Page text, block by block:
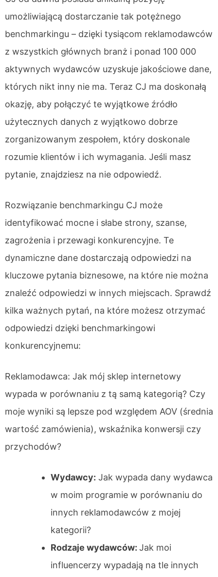
umożliwiającą dostarczanie tak potężnego
benchmarkingu – dzięki tysiącom reklamodawców
z wszystkich głównych branż i ponad 100 000
aktywnych wydawców uzyskuje jakościowe dane,
których nikt inny nie ma. Teraz CJ ma doskonałą
okazję, aby połączyć te wyjątkowe źródło
użytecznych danych z wyjątkowo dobrze
zorganizowanym zespołem, który doskonale
rozumie klientów i ich wymagania. Jeśli masz
pytanie, znajdziesz na nie odpowiedź.
Rozwiązanie benchmarkingu CJ może
identyfikować mocne i słabe strony, szanse,
zagrożenia i przewagi konkurencyjne. Te
dynamiczne dane dostarczają odpowiedzi na
kluczowe pytania biznesowe, na które nie można
znaleźć odpowiedzi w innych miejscach. Sprawdź
kilka ważnych pytań, na które możesz otrzymać
odpowiedzi dzięki benchmarkingowi
konkurencyjnemu:
Reklamodawca: Jak mój sklep internetowy
wypada w porównaniu z tą samą kategorią? Czy
moje wyniki są lepsze pod względem AOV (średnia
wartość zamówienia), wskaźnika konwersji czy
przychodów?
Wydawcy: Jak wypada dany wydawca
w moim programie w porównaniu do
innych reklamodawców z mojej
kategorii?
Rodzaje wydawców: Jak moi
influencerzy wypadają na tle innych